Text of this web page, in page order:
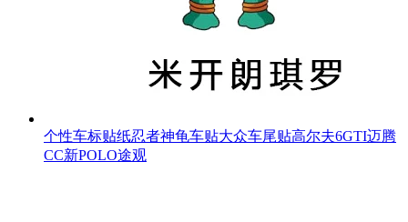
个性车标贴纸忍者神龟车贴大众车尾贴高尔夫6GTI迈腾
CC新POLO途观